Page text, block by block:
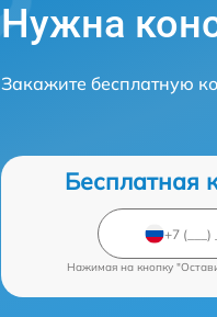
Нужна
Закажите бесплатную
Бесплатная
Нажимая на кнопку